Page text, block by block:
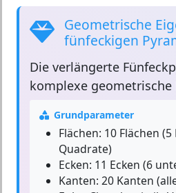
Geometrische
fünfeckigen
Die verlängerte
komplexe geometrische
Grundparameter
Flächen: 10 Flächen
Quadrate)
Ecken: 11 Ecken (6
Kanten: 20 Kanten